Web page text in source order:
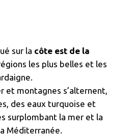
sur la côte est de la
les plus belles et les
et montagnes s’alternent,
des eaux turquoise et
surplombant la mer et la
Méditerranée.